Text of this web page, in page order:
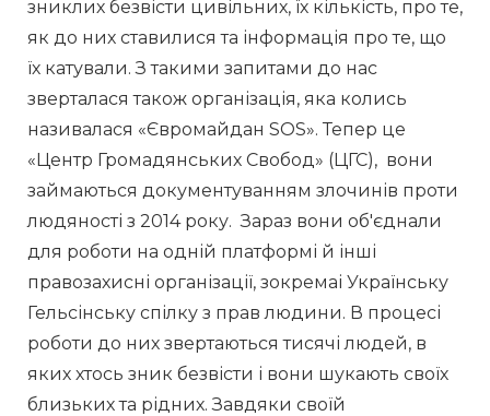
зниклих безвісти цивільних, їх кількість, про те,
як до них ставилися та інформація про те, що
їх катували. З такими запитами до нас
зверталася також організація, яка колись
називалася «Євромайдан SOS». Тепер це
«Центр Громадянських Свобод» (ЦГС),  вони
займаються документуванням злочинів проти
людяності з 2014 року.  Зараз вони об'єднали
для роботи на одній платформі й інші
правозахисні організації, зокремаі Українську
Гельсінську спілку з прав людини. В процесі
роботи до них звертаються тисячі людей, в
яких хтось зник безвісти і вони шукають своїх
близьких та рідних. Завдяки своїй